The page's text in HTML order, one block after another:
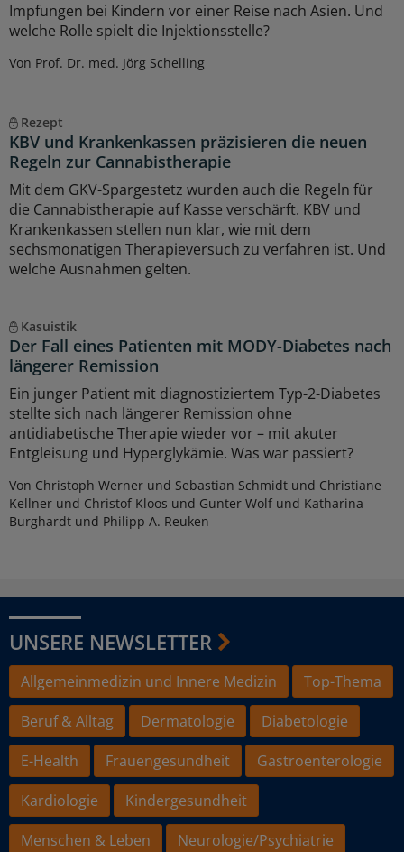
Impfungen bei Kindern vor einer Reise nach Asien. Und
welche Rolle spielt die Injektionsstelle?
Von Prof. Dr. med. Jörg Schelling
Rezept
KBV und Krankenkassen präzisieren die neuen
Regeln zur Cannabistherapie
Mit dem GKV-Spargestetz wurden auch die Regeln für
die Cannabistherapie auf Kasse verschärft. KBV und
Krankenkassen stellen nun klar, wie mit dem
sechsmonatigen Therapieversuch zu verfahren ist. Und
welche Ausnahmen gelten.
Kasuistik
Der Fall eines Patienten mit MODY-Diabetes nach
längerer Remission
Ein junger Patient mit diagnostiziertem Typ-2-Diabetes
stellte sich nach längerer Remission ohne
antidiabetische Therapie wieder vor – mit akuter
Entgleisung und Hyperglykämie. Was war passiert?
Von Christoph Werner und Sebastian Schmidt und Christiane
Kellner und Christof Kloos und Gunter Wolf und Katharina
Burghardt und Philipp A. Reuken
UNSERE NEWSLETTER
Allgemeinmedizin und Innere Medizin
Top-Thema
Beruf & Alltag
Dermatologie
Diabetologie
E-Health
Frauengesundheit
Gastroenterologie
Kardiologie
Kindergesundheit
Menschen & Leben
Neurologie/Psychiatrie